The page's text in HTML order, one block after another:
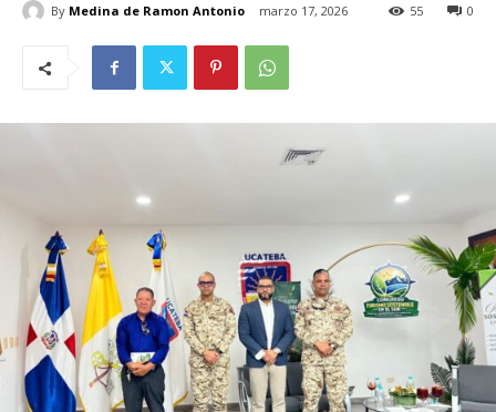
By Medina de Ramon Antonio marzo 17, 2026 0
55